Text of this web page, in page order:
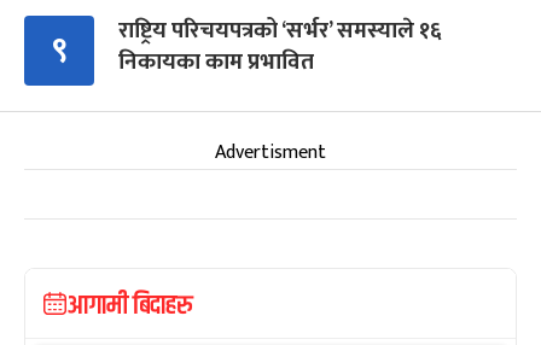
९
राष्ट्रिय परिचयपत्रको ‘सर्भर’ समस्याले १६
निकायका काम प्रभावित
Advertisment
आगामी बिदाहरु